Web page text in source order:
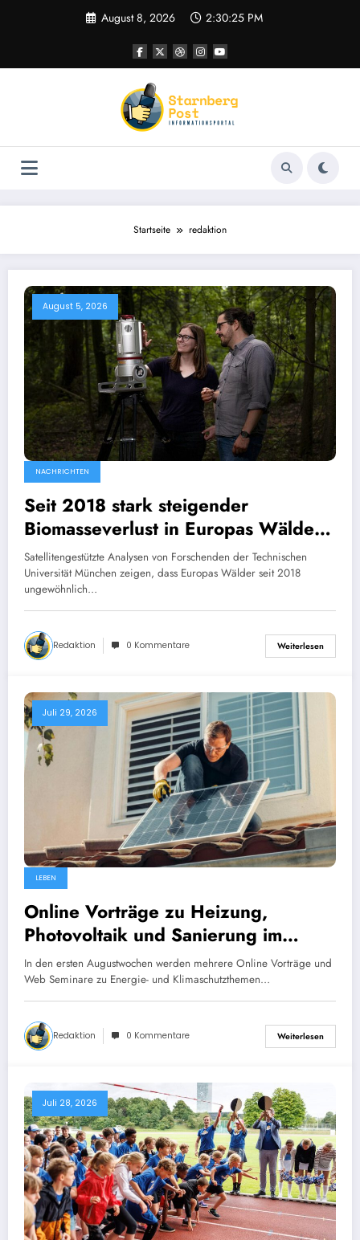
August 8, 2026 2:30:26 PM
Startseite redaktion
August 5, 2026
NACHRICHTEN
Seit 2018 stark steigender
Biomasseverlust in Europas Wäldern
mindert Kohlenstoffsenken
Satellitengestützte Analysen von Forschenden der Technischen
Universität München zeigen, dass Europas Wälder seit 2018
ungewöhnlich…
Redaktion 0 Kommentare Weiterlesen
Juli 29, 2026
LEBEN
Online Vorträge zu Heizung,
Photovoltaik und Sanierung im
August
In den ersten Augustwochen werden mehrere Online Vorträge und
Web Seminare zu Energie- und Klimaschutzthemen…
Redaktion 0 Kommentare Weiterlesen
Juli 28, 2026